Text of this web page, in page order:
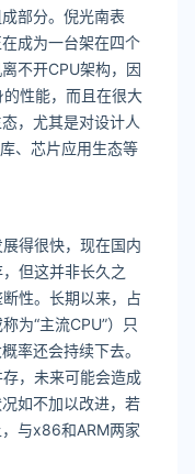
部分。倪光南表
成为一台架在四个
不开CPU架构，因
性能，而且在很大
，尤其是对设计人
、芯片应用生态等
得很快，现在国内
但这并非长久之
性。长期以来，占
为“主流CPU”）只
率还会持续下去。
，未来可能会造成
如不加以改进，若
与x86和ARM两家